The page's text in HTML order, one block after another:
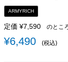
ARMYRICH
定価 ¥7,590 のとこ
¥6,490 税込